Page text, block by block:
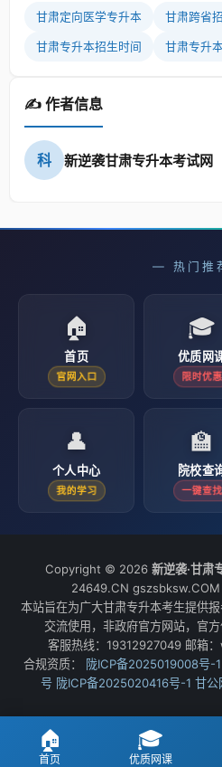
甘肃定向医学专升本 甘肃跨省
甘肃专升本招生时间 甘肃专升
✍️ 作者信息
科 新逆袭甘肃专升本考试网
— 热门推
🏠
首页
官网入口
🎓
优质网
限时优惠
👤
个人中心
我的学习
🏫
院校查
一键查找
Copyright © 2026 新逆袭·甘肃
24649.CN
本站旨在为广大甘肃专升本考生提供
交流使用，非政府官方网站，官
客服热线：19312927049 邮箱
合规资质：
陇ICP备2025019008号-1
号 陇ICP备2025020416号-1 甘
🏠
首页
🎓
优质网课